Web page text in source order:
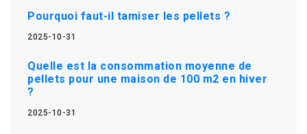
Pourquoi faut-il tamiser les pellets ?
2025-10-31
Quelle est la consommation moyenne de
pellets pour une maison de 100 m2 en hiver
?
2025-10-31